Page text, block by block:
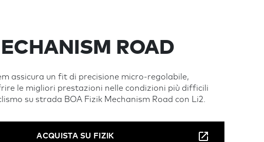
ROAD
assicura un fit di precisione micro-regolabile,
le migliori prestazioni nelle condizioni più difficili
su strada BOA Fizik Mechanism Road con Li2.
ACQUISTA SU FIZIK